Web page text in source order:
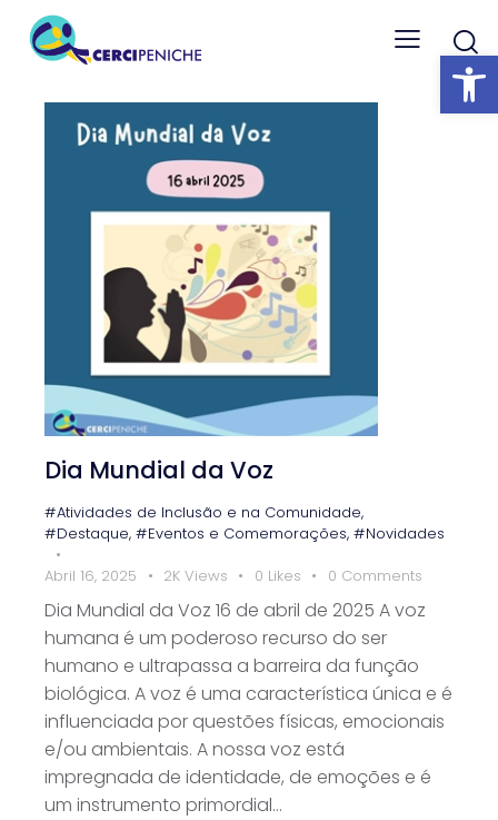
Abrir barra
Dia Mundial da Voz
#Atividades de Inclusão e na Comunidade,
#Destaque, #Eventos e Comemorações, #Novidades
Abril 16, 2025
2K Views 0 Likes 0 Comments
Dia Mundial da Voz 16 de abril de 2025 A voz
humana é um poderoso recurso do ser
humano e ultrapassa a barreira da função
biológica. A voz é uma característica única e é
influenciada por questões físicas, emocionais
e/ou ambientais. A nossa voz está
impregnada de identidade, de emoções e é
um instrumento primordial…